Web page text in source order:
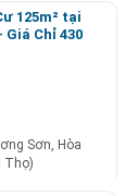
125m² tại
Chỉ 430
Sơn, Hòa
Thọ)